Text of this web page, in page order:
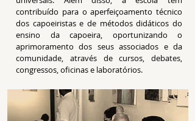
contribuído para o aperfeiçoamento técnico
dos capoeiristas e de métodos didáticos do
ensino da capoeira, oportunizando o
aprimoramento dos seus associados e da
comunidade, através de cursos, debates,
congressos, oficinas e laboratórios.